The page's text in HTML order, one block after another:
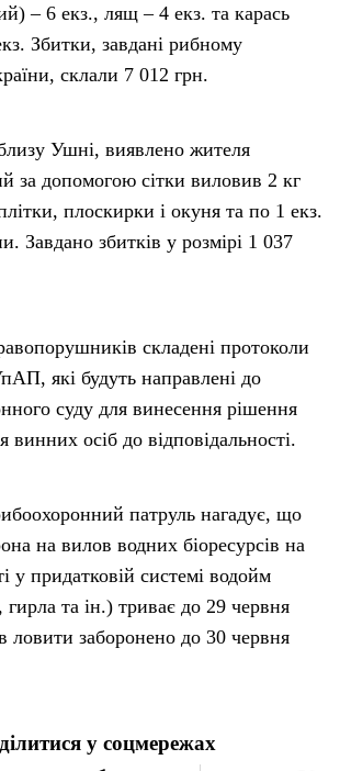
– 6 екз., лящ – 4 екз. та карась
Збитки, завдані рибному
склали 7 012 грн.
Ушні, виявлено жителя
за допомогою сітки виловив 2 кг
плоскирки і окуня та по 1 екз.
Завдано збитків у розмірі 1 037
складені протоколи
які будуть направлені до
суду для винесення рішення
винних осіб до відповідальності.
патруль нагадує, що
на вилов водних біоресурсів на
у придатковій системі водойм
гирла та ін.) триває до 29 червня
ловити заборонено до 30 червня
у соцмережах